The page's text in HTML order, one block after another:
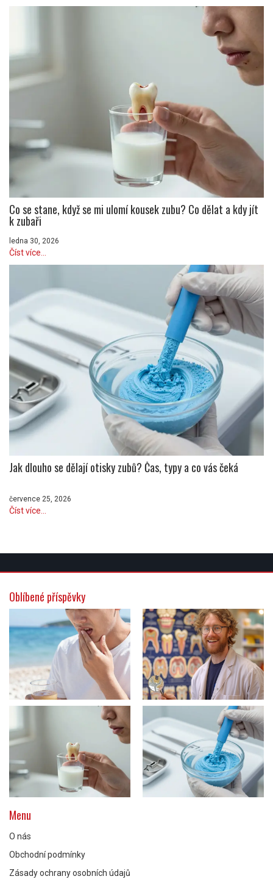
Co se stane, když se mi ulomí kousek zubu? Co dělat a kdy jít
k zubaři
ledna 30, 2026
Číst více...
Jak dlouho se dělají otisky zubů? Čas, typy a co vás čeká
července 25, 2026
Číst více...
Oblíbené příspěvky
Menu
O nás
Obchodní podmínky
Zásady ochrany osobních údajů